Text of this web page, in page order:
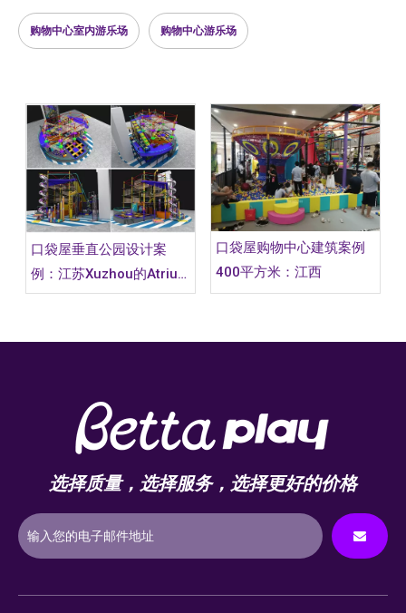
购物中心室内游乐场 购物中心游乐场
口袋屋垂直公园设计案
例：江苏Xuzhou的Atrium
Suning Plaza项目
口袋屋购物中心建筑案例
400平方米：江西
选择质量，选择服务，选择更好的价格